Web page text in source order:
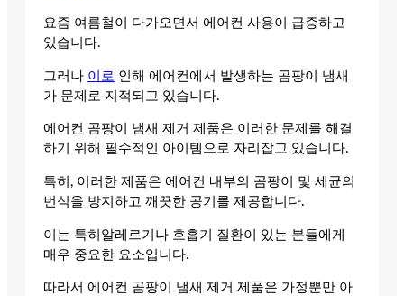
요즘 여름철이 다가오면서 에어컨 사용이 급증하고
있습니다.
그러나 이로 인해 에어컨에서 발생하는 곰팡이 냄새
가 문제로 지적되고 있습니다.
에어컨 곰팡이 냄새 제거 제품은 이러한 문제를 해결
하기 위해 필수적인 아이템으로 자리잡고 있습니다.
특히, 이러한 제품은 에어컨 내부의 곰팡이 및 세균의
번식을 방지하고 깨끗한 공기를 제공합니다.
이는 특히알레르기나 호흡기 질환이 있는 분들에게
매우 중요한 요소입니다.
따라서 에어컨 곰팡이 냄새 제거 제품은 가정뿐만 아